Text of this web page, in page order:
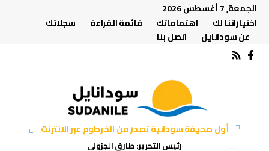
الجمعة, 7 أغسطس 2026
اختياراتنا لك
اهتماماتك قائمة القراءة
سجلاتك
عن سودانايل
اتصل بنا
أول صحيفة سودانية تصدر من الخرطوم عبر الانترنت
رئيس التحرير: طارق الجزولي